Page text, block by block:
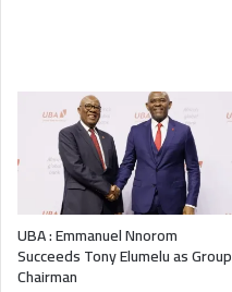
UBA : Emmanuel Nnorom
Succeeds Tony Elumelu as Group
Chairman